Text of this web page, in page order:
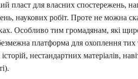
пласт для власних спостережень,
наукових робіт. Проте не можна
Особливо тим громадянам, які
платформа для охоплення
нестандартних матеріалів,